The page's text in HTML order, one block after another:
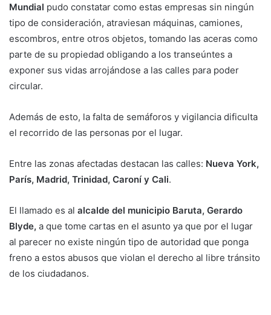
Mundial pudo constatar como estas empresas sin ningún
tipo de consideración, atraviesan máquinas, camiones,
escombros, entre otros objetos, tomando las aceras como
parte de su propiedad obligando a los transeúntes a
exponer sus vidas arrojándose a las calles para poder
circular.
Además de esto, la falta de semáforos y vigilancia dificulta
el recorrido de las personas por el lugar.
Entre las zonas afectadas destacan las calles: Nueva York,
París, Madrid, Trinidad, Caroní y Cali.
El llamado es al alcalde del municipio Baruta, Gerardo
Blyde, a que tome cartas en el asunto ya que por el lugar
al parecer no existe ningún tipo de autoridad que ponga
freno a estos abusos que violan el derecho al libre tránsito
de los ciudadanos.